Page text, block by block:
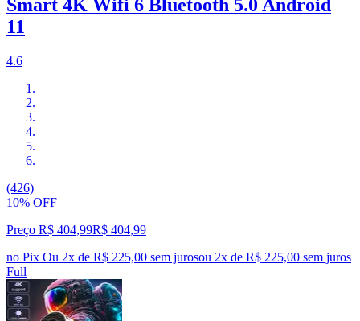
Smart 4K Wifi 6 Bluetooth 5.0 Android
11
4.6
(426)
10% OFF
Preço R$ 404,99R$ 404,99
no Pix Ou 2x de R$ 225,00 sem jurosou 2x de R$ 225,00 sem juros
Full